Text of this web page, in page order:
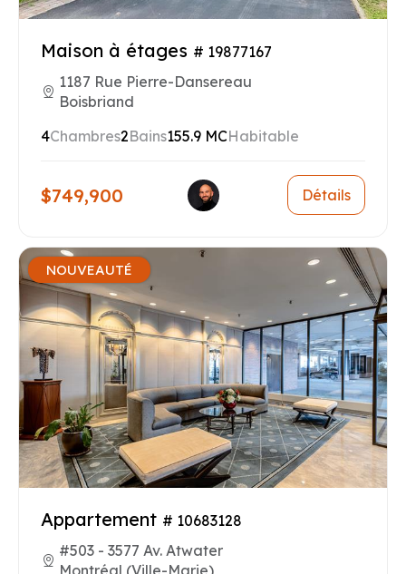
Maison à étages # 19877167
1187 Rue Pierre-Dansereau
Boisbriand
4Chambres2Bains155.9 MCHabitable
$749,900 Détails
NOUVEAUTÉ
Appartement # 10683128
#503 - 3577 Av. Atwater
Montréal (Ville-Marie)